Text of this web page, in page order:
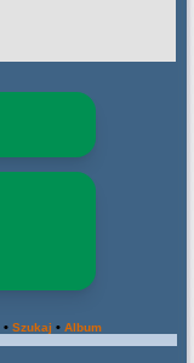
• Szukaj • Album